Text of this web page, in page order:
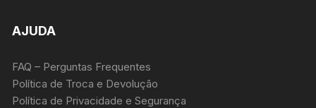
AJUDA
FAQ – Perguntas Frequentes
Política de Troca e Devolução
Política de Privacidade e Segurança